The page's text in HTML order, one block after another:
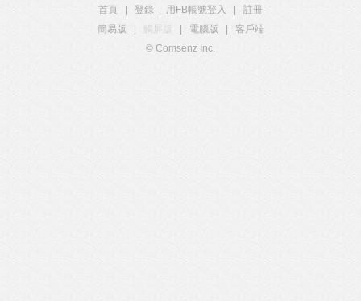
首頁 登錄 用FB帳號登入
註冊
簡易版
電腦版
客戶端
© Comsenz Inc.